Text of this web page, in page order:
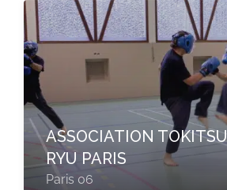
ASSOCIATION TOKITSU
RYU PARIS
Paris 06